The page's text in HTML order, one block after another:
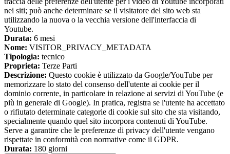
nei siti; può anche determinare se il visitatore del sito web sta
utilizzando la nuova o la vecchia versione dell'interfaccia di
Youtube.
Durata: 6 mesi
Nome: VISITOR_PRIVACY_METADATA
Tipologia: tecnico
Proprieta: Terze Parti
Descrizione: Questo cookie è utilizzato da Google/YouTube per
memorizzare lo stato del consenso dell'utente ai cookie per il
dominio corrente, in particolare in relazione ai servizi di YouTube (e
più in generale di Google). In pratica, registra se l'utente ha accettato
o rifiutato determinate categorie di cookie sul sito che sta visitando,
specialmente quando quel sito incorpora contenuti di YouTube.
Serve a garantire che le preferenze di privacy dell'utente vengano
rispettate in conformità con normative come il GDPR.
Durata: 180 giorni